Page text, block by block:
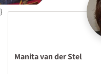
}
Manita van der Stel